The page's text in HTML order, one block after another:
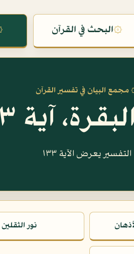
۞البحث في القرآن
البيان في تفسير القرآن
آية ١٣٣
التفسير يعرض الآية ١٣٣
نور الثقلين